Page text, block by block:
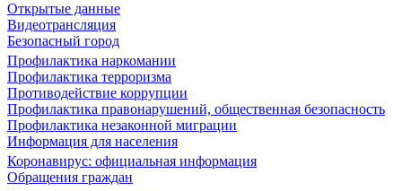
Открытые данные
Видеотрансляция
Безопасный город
Профилактика наркомании
Профилактика терроризма
Противодействие коррупции
Профилактика правонарушений, общественная безопасность
Профилактика незаконной миграции
Информация для населения
Коронавирус: официальная информация
Обращения граждан